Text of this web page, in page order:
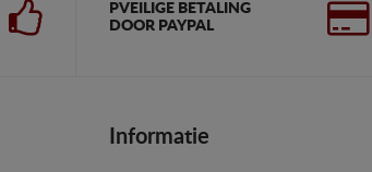
PVEILIGE BETALING
DOOR PAYPAL
Informatie